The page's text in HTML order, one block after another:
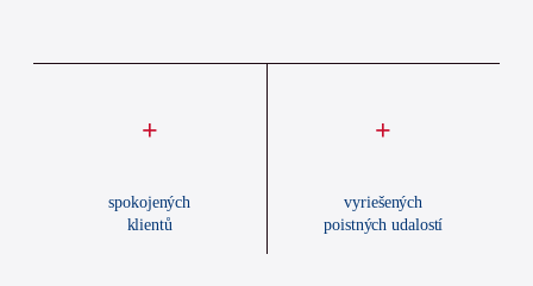
+
spokojených
klientů
+
vyriešených
poistných udalostí